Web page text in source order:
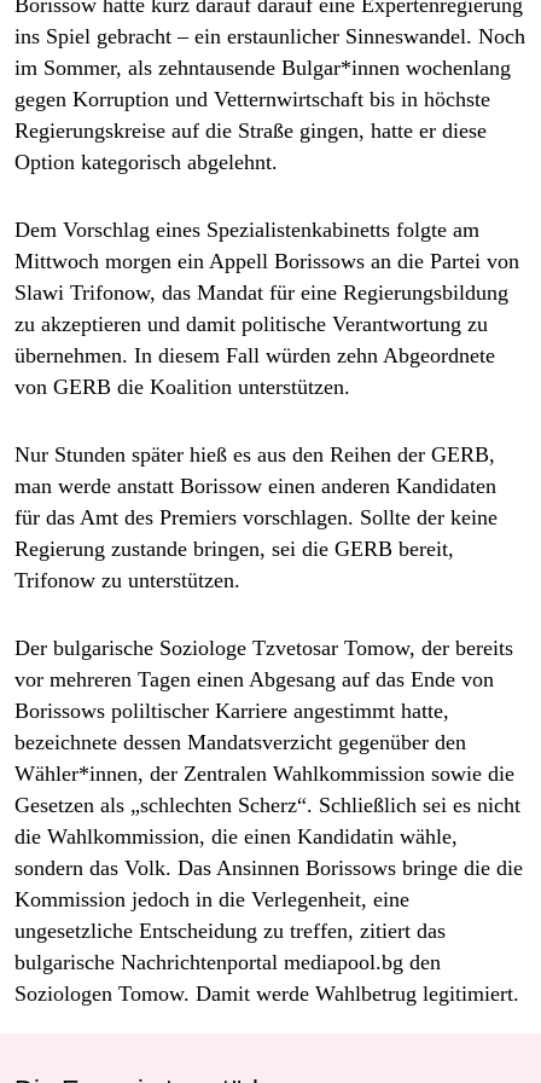
ins Spiel gebracht – ein erstaunlicher Sinneswandel. Noch
im Sommer, als zehntausende Bul­ga­r*in­nen wochenlang
gegen Korruption und Vetternwirtschaft bis in höchste
Regierungskreise auf die Straße gingen, hatte er diese
Option kategorisch abgelehnt.
Dem Vorschlag eines Spezialistenkabinetts folgte am
Mittwoch morgen ein Appell Borissows an die Partei von
Slawi Trifonow, das Mandat für eine Regierungsbildung
zu akzeptieren und damit politische Verantwortung zu
übernehmen. In diesem Fall würden zehn Abgeordnete
von GERB die Koalition unterstützen.
Nur Stunden später hieß es aus den Reihen der GERB,
man werde anstatt Borissow einen anderen Kandidaten
für das Amt des Premiers vorschlagen. Sollte der keine
Regierung zustande bringen, sei die GERB bereit,
Trifonow zu unterstützen.
Der bulgarische Soziologe Tzvetosar Tomow, der bereits
vor mehreren Tagen einen Abgesang auf das Ende von
Borissows poliltischer Karriere angestimmt hatte,
bezeichnete dessen Mandatsverzicht gegenüber den
Wähler*innen, der Zentralen Wahlkommission sowie die
Gesetzen als „schlechten Scherz“. Schließlich sei es nicht
die Wahlkommission, die einen Kandidatin wähle,
sondern das Volk. Das Ansinnen Borissows bringe die die
Kommission jedoch in die Verlegenheit, eine
ungesetzliche Entscheidung zu treffen, zitiert das
bulgarische Nachrichtenportal mediapool.bg den
Soziologen Tomow. Damit werde Wahlbetrug legitimiert.